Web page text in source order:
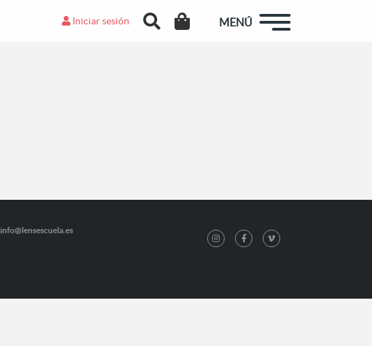
Iniciar sesión MENÚ
info@lensescuela.es